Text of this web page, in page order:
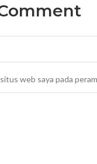
situs web saya pada